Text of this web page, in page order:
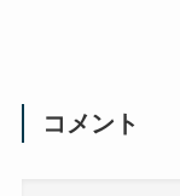
コメント